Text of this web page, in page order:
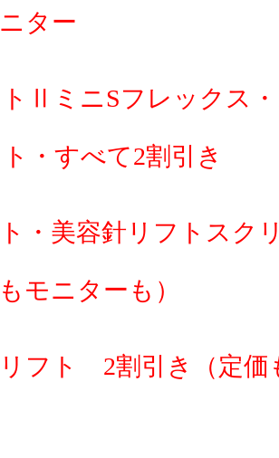
ター
ⅡミニSフレックス・
・すべて2割引き
・美容針リフトスク
モニターも）
フト 2割引き（定価